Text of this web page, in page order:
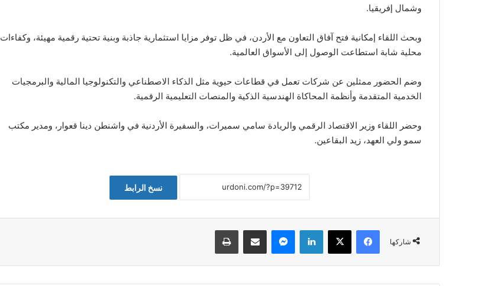
وشمال إفريقيا.
وبحث اللقاء إمكانية فتح آفاق التعاون مع الأردن، في ظل توفر مزايا استثمارية جاذبة وبنية تحتية رقمية مهيئة، وكفاءات
محلية شابة استطاعت الوصول إلى الأسواق العالمية.
وضم الحضور ممثلين عن شركات تعمل في قطاعات حيوية مثل الذكاء الاصطناعي والتكنولوجيا المالية والبرمجيات
الخدمية المتقدمة وأنظمة المحاكاة الهندسية الذكية والمنصات التعليمية الرقمية.
وحضر اللقاء وزير الاقتصاد الرقمي والريادة سامي سميرات، والسفيرة الأردنية في واشنطن دينا قعوار، ومدير مكتب
سمو ولي العهد، زيد البقاعين.
نسخ الرابط
شاركها
فيسبوك لينكدإن